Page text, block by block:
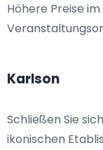
Höhere Preise
Karlson
Schließen Sie
ikonischen